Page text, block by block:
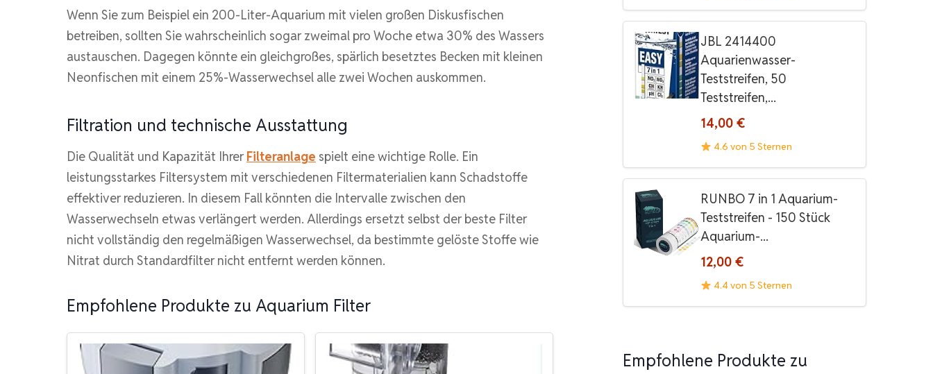
Wenn Sie zum Beispiel ein 200-Liter-Aquarium mit vielen großen Diskusfischen
betreiben, sollten Sie wahrscheinlich sogar zweimal pro Woche etwa 30% des Wassers
austauschen. Dagegen könnte ein gleichgroßes, spärlich besetztes Becken mit kleinen
Neonfischen mit einem 25%-Wasserwechsel alle zwei Wochen auskommen.
Filtration und technische Ausstattung
Die Qualität und Kapazität IhrerFilteranlage spielt eine wichtige Rolle. Ein
leistungsstarkes Filtersystem mit verschiedenen Filtermaterialien kann Schadstoffe
effektiver reduzieren. In diesem Fall könnten die Intervalle zwischen den
Wasserwechseln etwas verlängert werden. Allerdings ersetzt selbst der beste Filter
nicht vollständig den regelmäßigen Wasserwechsel, da bestimmte gelöste Stoffe wie
Nitrat durch Standardfilter nicht entfernt werden können.
Empfohlene Produkte zu Aquarium Filter
JBL 2414400
Aquarienwasser-
Teststreifen, 50
Teststreifen,...
14,00 €
4.6 von 5 Sternen
RUNBO 7 in 1 Aquarium-
Teststreifen - 150 Stück
Aquarium-...
12,00 €
4.4 von 5 Sternen
Empfohlene Produkte zu